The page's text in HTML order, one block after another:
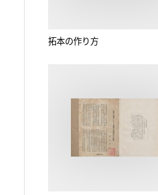
拓本の作り方